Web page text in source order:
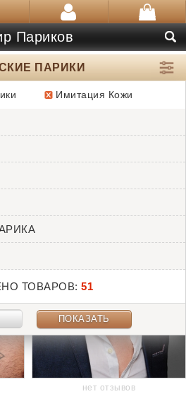
Париков
ПАРИКИ
Имитация Кожи
ТОВАРОВ:51
ПОКАЗАТЬ
нет отзывов